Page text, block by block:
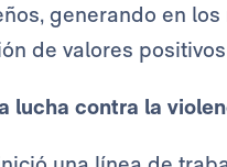
generando en
de valores
lucha contra la